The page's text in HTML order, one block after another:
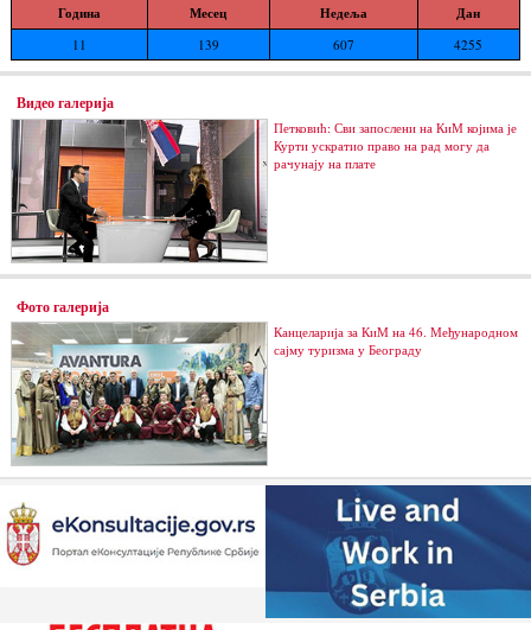
Година Месец Недеља Дан
11 139 607 4255
Видео галерија
Петковић: Сви запослени на КиМ којима је
Курти ускратио право на рад могу да
рачунају на плате
Фото галерија
Канцеларија за КиМ на 46. Међународном
сајму туризма у Београду